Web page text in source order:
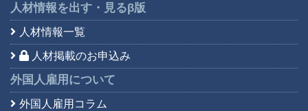
人材情報を出す・見るβ版
人材情報一覧
人材掲載のお申込み
外国人雇用について
外国人雇用コラム